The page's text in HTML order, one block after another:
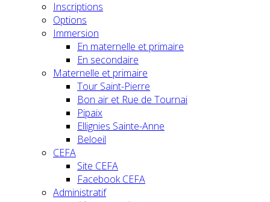
Inscriptions
Options
Immersion
En maternelle et primaire
En secondaire
Maternelle et primaire
Tour Saint-Pierre
Bon air et Rue de Tournai
Pipaix
Ellignies Sainte-Anne
Beloeil
CEFA
Site CEFA
Facebook CEFA
Administratif